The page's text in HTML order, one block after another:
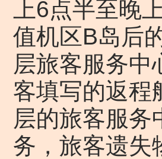
上6点半至晚
值机区B岛后
层旅客服务中
客填写的返程
层的旅客服务
务，旅客遗失